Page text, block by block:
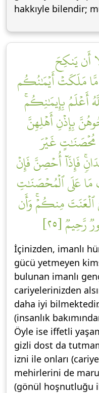
hakkıyle bilendir;
أَن يَنكِحَ
مَلَكَتۡ أَيۡمَٰنُكُم
أَعۡلَمُ بِإِيمَٰنِكُمۚ
بِإِذۡنِ أَهۡلِهِنَّ
مُحۡصَنَٰتٍ غَيۡرَ
فَإِذَآ أُحۡصِنَّ فَإِنۡ
عَلَى ٱلۡمُحۡصَنَٰتِ
مِنكُمۡۚ وَأَن
[٢٥]
İçinizden, imanlı
gücü yetmeyen
bulunan imanlı
cariyelerinizden
daha iyi
(insanlık
Öyle ise iffetli
gizli dost da
izni ile onları
mehirlerini de
(gönül hoşnutluğu